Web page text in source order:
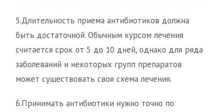
5.Длительность приема антибиотиков должна
быть достаточной. Обычным курсом лечения
считается срок от 5 до 10 дней, однако для ряда
заболеваний и некоторых групп препаратов
может существовать своя схема лечения.
6.Принимать антибиотики нужно точно по